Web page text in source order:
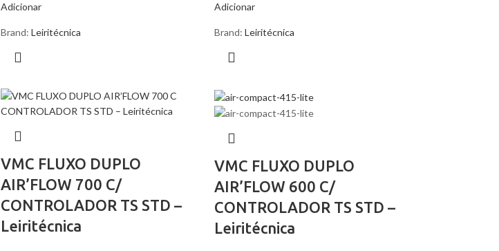
Adicionar
Brand: Leiritécnica
Adicionar
Brand:Leiritécnica
VMC FLUXO DUPLO
AIR’FLOW 700 C/
CONTROLADOR TS STD –
Leiritécnica
VMC FLUXO DUPLO
AIR’FLOW 600 C/
CONTROLADOR TS STD –
Leiritécnica